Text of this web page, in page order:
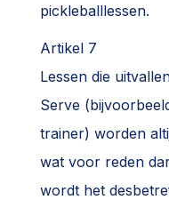
pickleballlessen.
Artikel 7
Lessen die
Serve
trainer) worden
wat voor reden
wordt het